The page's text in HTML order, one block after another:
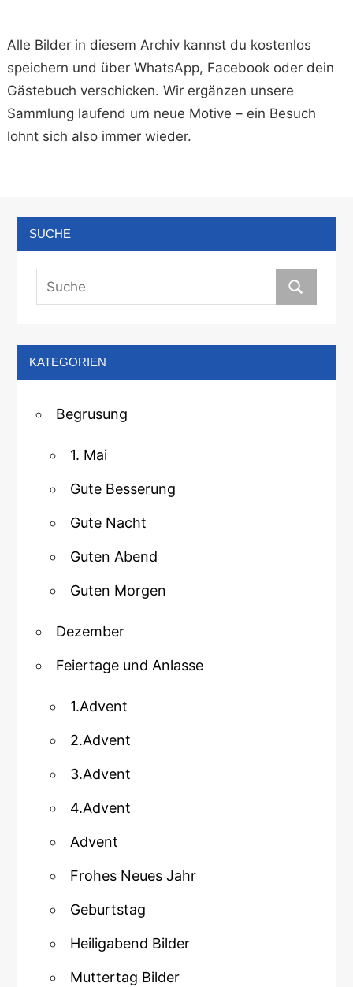
Alle Bilder in diesem Archiv kannst du kostenlos
speichern und über WhatsApp, Facebook oder dein
Gästebuch verschicken. Wir ergänzen unsere
Sammlung laufend um neue Motive – ein Besuch
lohnt sich also immer wieder.
SUCHE
KATEGORIEN
Begrusung
1. Mai
Gute Besserung
Gute Nacht
Guten Abend
Guten Morgen
Dezember
Feiertage und Anlasse
1.Advent
2.Advent
3.Advent
4.Advent
Advent
Frohes Neues Jahr
Geburtstag
Heiligabend Bilder
Muttertag Bilder